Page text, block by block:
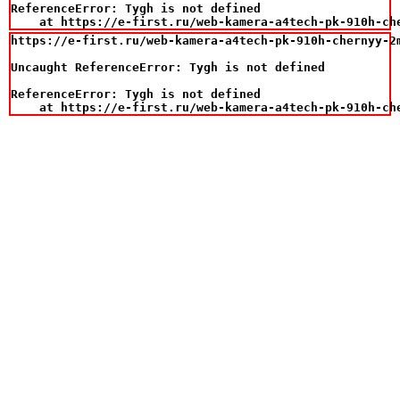
ReferenceError: Tygh is not defined
at https://e-first.ru/web-kamera-a4tech-pk-910h-
https://e-first.ru/web-kamera-a4tech-pk-910h-chernyy-
Uncaught ReferenceError: Tygh is not defined
ReferenceError: Tygh is not defined
at https://e-first.ru/web-kamera-a4tech-pk-910h-